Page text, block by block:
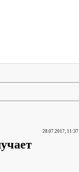
28.07.2017, 11:37